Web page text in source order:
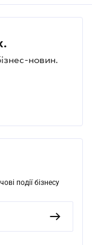
новин.
події бізнесу